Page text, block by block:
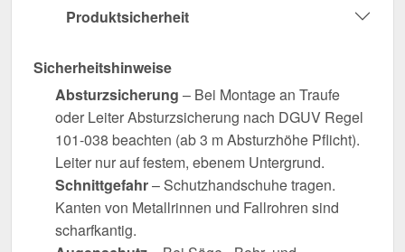
Produktsicherheit
Sicherheitshinweise
Absturzsicherung – Bei Montage an Traufe
oder Leiter Absturzsicherung nach DGUV Regel
101-038 beachten (ab 3 m Absturzhöhe Pflicht).
Leiter nur auf festem, ebenem Untergrund.
Schnittgefahr– Schutzhandschuhe tragen.
Kanten von Metallrinnen und Fallrohren sind
scharfkantig.